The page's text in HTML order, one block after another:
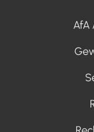
AfA